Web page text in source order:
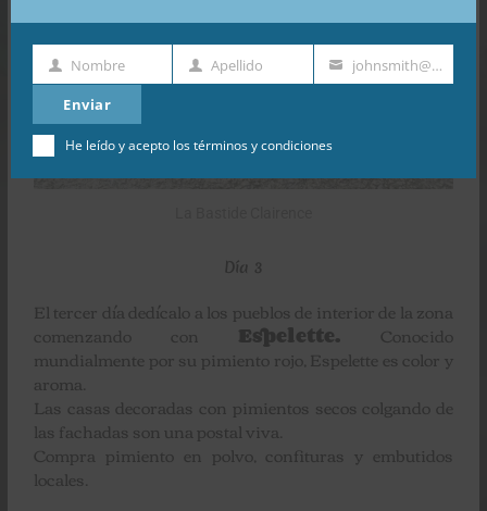
Día 3
El tercer día dedícalo a los pueblos de interior de la zona
comenzando con Espelette. Conocido
mundialmente por su pimiento rojo, Espelette es color y
aroma.
Las casas decoradas con pimientos secos colgando de
las fachadas son una postal viva.
Compra pimiento en polvo, confituras y embutidos
locales.
NombreNombre ApellidoApellido
Dirección
johnsmith@example.com
Enviar
He leído y acepto lostérminos y condiciones